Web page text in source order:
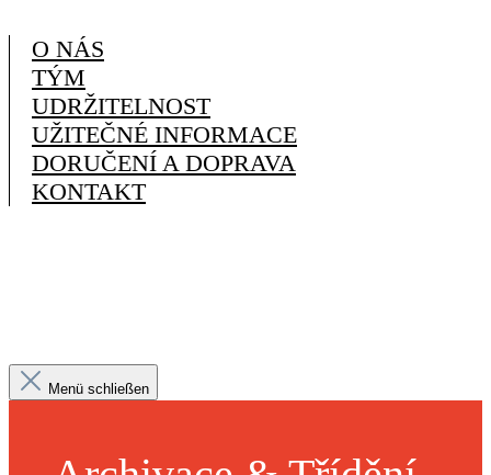
O NÁS
TÝM
UDRŽITELNOST
UŽITEČNÉ INFORMACE
DORUČENÍ A DOPRAVA
KONTAKT
Menü schließen